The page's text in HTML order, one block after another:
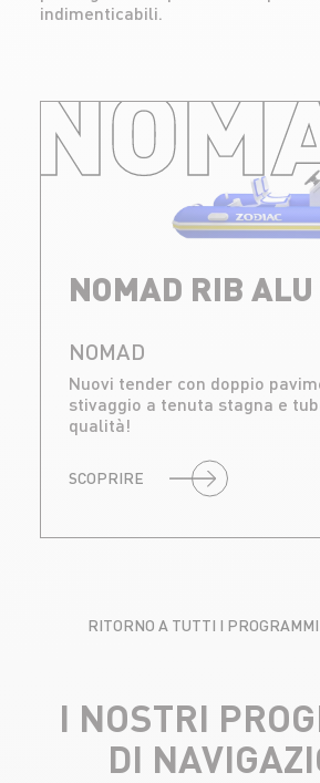
indimenticabili.
NOMAD RIB ALU
NOMAD
Nuovi tender con doppio
stivaggio a tenuta stagna e
qualità!
SCOPRIRE
RITORNO A TUTTI I PROGRAMMI
I NOSTRI
DI